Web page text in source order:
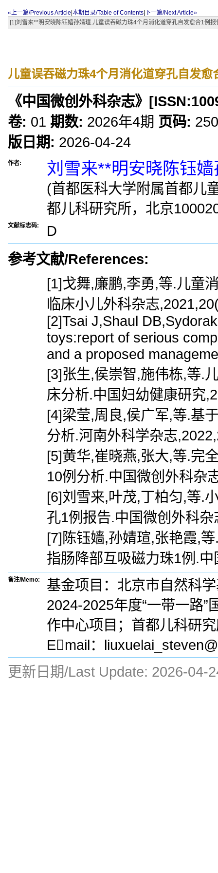
«上一篇/Previous Article 本期目录/Table of Contents
下一篇/Next Article»
[1]刘雪来**明安晓陈钰嫱孙婧瑄.儿童误吞磁力珠4个月消化道穿孔自发愈合1例
儿童误吞磁力珠4个月消化道穿孔自发愈
《中国微创外科杂志》 [ISSN:
卷: 01 期数: 2026年4期 页码:
版日期: 2026-04-24
作者: 刘雪来**明安晓陈钰
(首都医科大学附属首都儿
都儿科研究所，北京
文献标志码:
D
参考文献/References:
[1]戈舞,廉鹏,李勇,等.儿童
临床小儿外科杂志
[2]Tsai J,Shaul
toys:report of serious
and a proposed
[3]张生,侯崇智,施伟栋,等.
床分析.中国妇幼健康研究
[4]梁莹,周良,侯广军,等.基
分析.河南外科学杂志
[5]黄华,崔晓燕,张大,等.完
10例分析.中国微创外科杂
[6]刘雪来,叶茂,丁柏匀,等.
孔1例报告.中国微创外科
[7]陈钰嫱,孙婧瑄,张艳霞,
指肠降部互吸磁力珠1例.
备注/Memo:
基金项目：北京市自然科
2024-2025年度“一带一路
作中心项目；首都儿科研
Email：
更新日期/Last Update: 2026-04-